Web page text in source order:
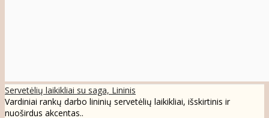
Servetėlių laikikliai su saga, Lininis
Vardiniai rankų darbo lininių servetėlių laikikliai, išskirtinis ir
nuoširdus akcentas..